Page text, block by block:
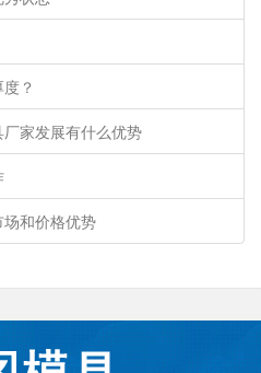
？
家发展有什么优势
和价格优势